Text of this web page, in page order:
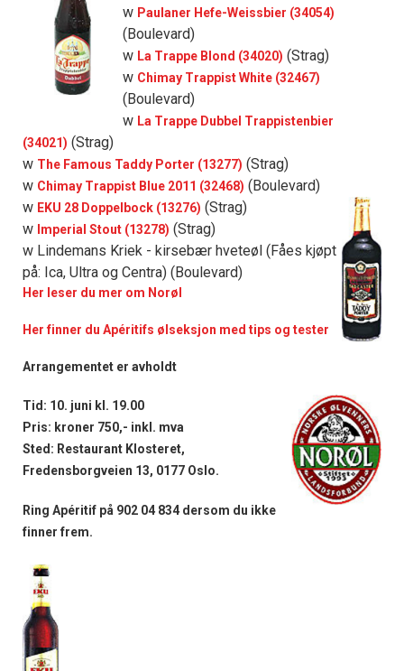
w Paulaner Hefe-Weissbier (34054)
(Boulevard)
w La Trappe Blond (34020) (Strag)
w Chimay Trappist White (32467)
(Boulevard)
w La Trappe Dubbel Trappistenbier
(34021) (Strag)
w The Famous Taddy Porter (13277) (Strag)
w Chimay Trappist Blue 2011 (32468) (Boulevard)
w EKU 28 Doppelbock (13276) (Strag)
w Imperial Stout (13278) (Strag)
w Lindemans Kriek - kirsebær hveteøl (Fåes kjøpt
på: Ica, Ultra og Centra) (Boulevard)
Her leser du mer om Norøl
Her finner du Apéritifs ølseksjon med tips og tester
Arrangementet er avholdt
Tid: 10. juni kl. 19.00
Pris: kroner 750,- inkl. mva
Sted: Restaurant Klosteret,
Fredensborgveien 13, 0177 Oslo.
Ring Apéritif på 902 04 834 dersom du ikke
finner frem.